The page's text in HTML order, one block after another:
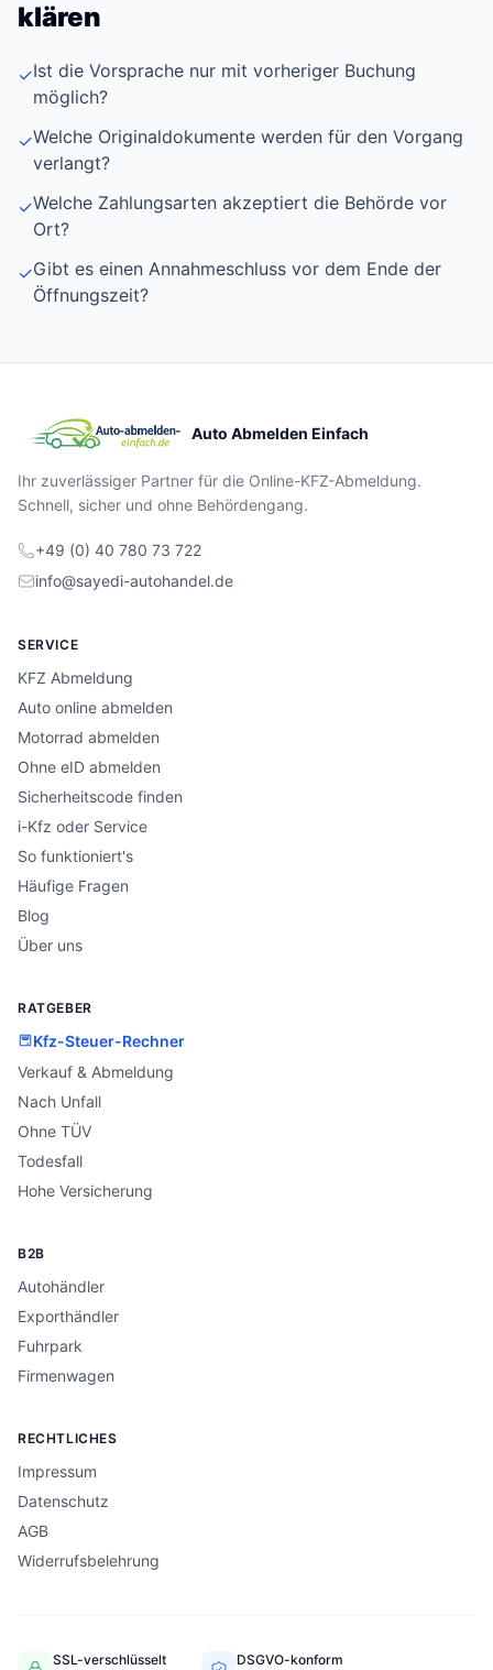
klären
✓Ist die Vorsprache nur mit vorheriger Buchung
möglich?
✓Welche Originaldokumente werden für den Vorgang
verlangt?
✓Welche Zahlungsarten akzeptiert die Behörde vor
Ort?
✓Gibt es einen Annahmeschluss vor dem Ende der
Öffnungszeit?
Auto Abmelden Einfach
Ihr zuverlässiger Partner für die Online-KFZ-Abmeldung.
Schnell, sicher und ohne Behördengang.
+49 (0) 40 780 73 722
info@sayedi-autohandel.de
SERVICE
KFZ Abmeldung
Auto online abmelden
Motorrad abmelden
Ohne eID abmelden
Sicherheitscode finden
i-Kfz oder Service
So funktioniert's
Häufige Fragen
Blog
Über uns
RATGEBER
Kfz-Steuer-Rechner
Verkauf & Abmeldung
Nach Unfall
Ohne TÜV
Todesfall
Hohe Versicherung
B2B
Autohändler
Exporthändler
Fuhrpark
Firmenwagen
RECHTLICHES
Impressum
Datenschutz
AGB
Widerrufsbelehrung
SSL-verschlüsselt
DSGVO-konform